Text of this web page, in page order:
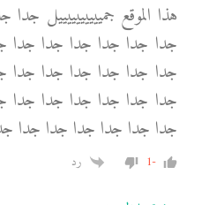
هذا الموقع
جدا جدا جدا جدا جدا جدا
جدا جدا جدا جدا جدا جدا
جدا جدا جدا جدا جدا جدا
جدا جدا جدا جدا جدا جدا
-1 رد